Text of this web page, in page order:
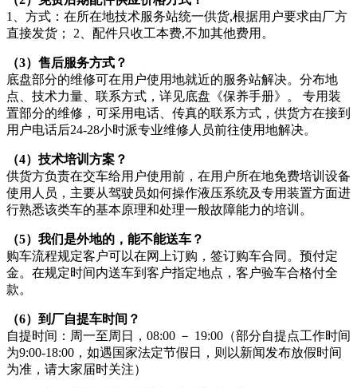
1、方式：在所在地技术服务站统一供货,根据用户要求由厂方
直接发货； 2、配件只收工本费,不加其他费用。
（3）售后服务方式？
底盘部分的维修可在用户使用地就近的服务站解决。分布地
点、技术力量、联系方式，详见底盘《保养手册》。 专用装
置部分的维修，可采用电话、传真的联系方式，供货方在接到
用户电话后24-28小时派专业维修人员前往使用地解决。
（4）技术培训方案？
供货方负责在交车给用户使用前，在用户所在地免费培训设备
使用人员，主要从驾驶员如何操作液压系统及专用装置方面进
行熟悉该类车的基本原理和处理一般故障能力的培训。
（5）我们是外地的，能不能送车？
购车流程规定客户可以在网上订购，签订购车合同。预付定
金。在规定时间内送车到客户指定地点，客户验车合格付全
款。
（6）到厂自提车时间？
自提时间：周一至周日，08:00 － 19:00（部分自提点工作时间
为9:00-18:00，如遇国家法定节假日，则以新闻发布放假时间
为准，请大家届时关注）